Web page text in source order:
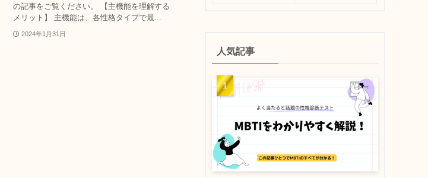
の記事をご覧ください。 【主機能を理解する
メリット】 主機能は、各性格タイプで最...
2024年1月31日
人気記事